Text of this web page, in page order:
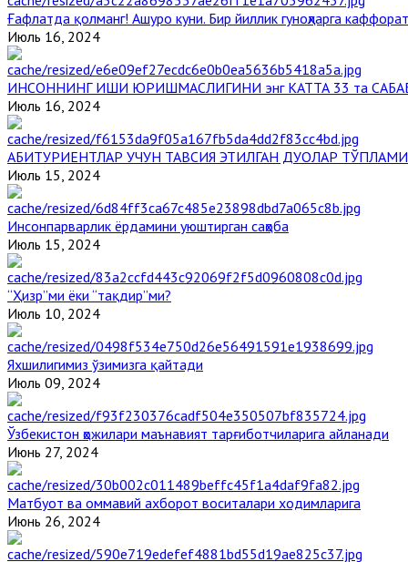
Ғафлатда қолманг! Ашуро куни. Бир йиллик гуноҳларга
Июль 16, 2024
ИНСОННИНГ ИШИ ЮРИШМАСЛИГИНИ энг КАТТА 33 та
Июль 16, 2024
АБИТУРИЕНТЛАР УЧУН ТАВСИЯ ЭТИЛГАН ДУОЛАР ТЎПЛАМИ
Июль 15, 2024
Инсонпарварлик ёрдамини уюштирган саҳоба
Июль 15, 2024
“Ҳизр”ми ёки “тақдир”ми?
Июль 10, 2024
Яхшилигимиз ўзимизга қайтади
Июль 09, 2024
Ўзбекистон ҳожилари маънавият тарғиботчиларига айланади
Июнь 27, 2024
Матбуот ва оммавий ахборот воситалари ходимларига
Июнь 26, 2024